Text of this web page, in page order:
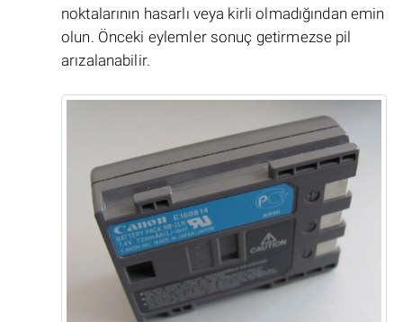
noktalarının hasarlı veya kirli olmadığından emin
olun. Önceki eylemler sonuç getirmezse pil
arızalanabilir.